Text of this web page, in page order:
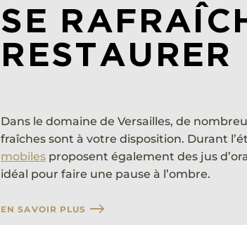
SE
RESTAURER
Dans le domaine de Versailles, de
fraîches sont à votre disposition. Durant
mobiles proposent également des jus
idéal pour faire une pause à l’ombre.
EN SAVOIR PLUS